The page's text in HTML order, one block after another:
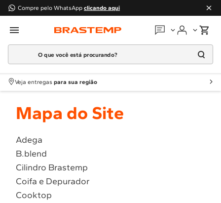
Compre pelo WhatsApp clicando aqui
Em que podemos
Atendimento Brastemp
O que você está procurando?
Termos mais buscados
1º Geladeira
2
Fogao
4 º Lava Louça
5 º Cooktop
6º Microondas Brastemp
7º Forno
8º Embutir
Veja entregas para sua região
Mapa do Site
Adega
B.blend
Cilindro Brastemp
Coifa e Depurador
Cooktop